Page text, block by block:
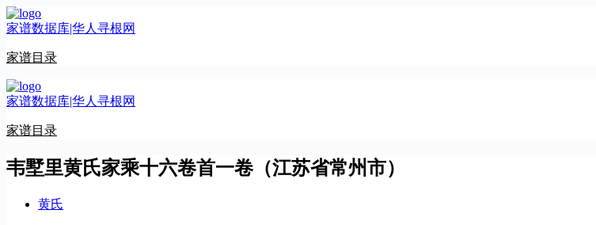
跳
至
容
家谱数据库|华人寻根网
家谱目录
家谱数据库|华人寻根网
家谱目录
韦墅里黄氏家乘十六卷首一卷（江苏省常州市）
黄氏